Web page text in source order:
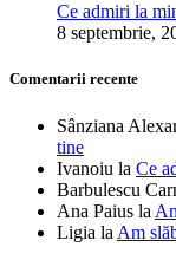
Ce admiri la
8 septembrie,
Comentarii recente
Sânziana
tine
Ivanoiu la Ce
Barbulescu
Ana Paius la
Ligia la Am